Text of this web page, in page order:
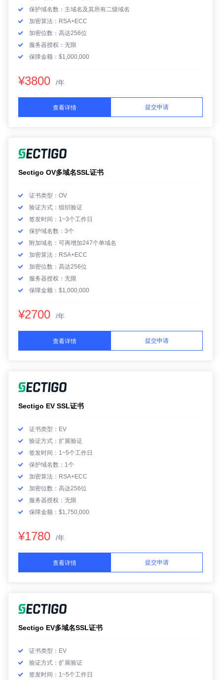
保护域名数：主域名及其所有二级域名
加密算法：RSA+ECC
加密位数：高达256位
服务器授权：无限
保障金额：$1,000,000
¥3800 /年
查看详情 提交申请
Sectigo OV多域名SSL证书
证书类型：OV
验证方式：组织验证
签发时间：1~3个工作日
保护域名数：3个
附加域名：可再增加247个单域名
加密算法：RSA+ECC
加密位数：高达256位
服务器授权：无限
保障金额：$1,000,000
¥2700 /年
查看详情 提交申请
Sectigo EV SSL证书
证书类型：EV
验证方式：扩展验证
签发时间：1~5个工作日
保护域名数：1个
加密算法：RSA+ECC
加密位数：高达256位
服务器授权：无限
保障金额：$1,750,000
¥1780 /年
查看详情 提交申请
Sectigo EV多域名SSL证书
证书类型：EV
验证方式：扩展验证
签发时间：1~5个工作日